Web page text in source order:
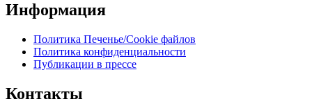
Информация
Политика Печенье/Cookie файлов
Политика конфиденциальности
Публикации в прессе
Контакты